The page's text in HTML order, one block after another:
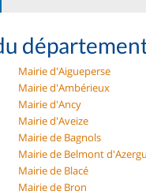
Mairie d'Aigueperse
Mairie d'Ambérieux
Mairie d'Ancy
Mairie d'Aveize
Mairie de Bagnols
Mairie de Belmont
Mairie de Blacé
Mairie de Bron